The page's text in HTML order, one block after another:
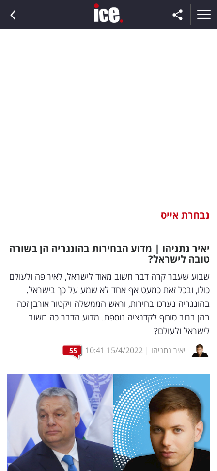
וצרכנות
דיגיטל
וטק
שיווק
ופרסום
משפט
מדדים
ומחקרים
דעות
רכילות
עסקית
קריפטו
נבחרת אייס
יאיר נתניהו | מדוע הבחירות בהונגריה הן בשורה
טובה לישראל?
שבוע שעבר קרה דבר חשוב מאוד לישראל, לאירופה ולעולם
כולו, ובכל זאת כמעט אף אחד לא שמע על כך בישראל.
בהונגריה נערכו בחירות, וראש הממשלה ויקטור אורבן זכה
בהן ברוב סוחף לקדנציה נוספת. מדוע הדבר כה חשוב
לישראל ולעולם?
יאיר נתניהו |
15/4/2022
10:41
55